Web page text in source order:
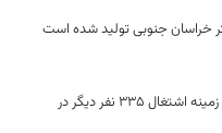
با مجوز فعالیت به معادن جدید فراهم شدن زمینه اشتغال ۳۳۵ نفر دیگر در